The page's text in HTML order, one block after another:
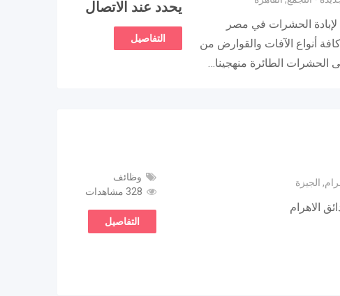
لإبادة الحشرات في مصر
أنواع الآفات والقوارض من
الحشرات الطائرة منهجينا…
يحدد عند الاتصال
التفاصيل
الجيزة
الاهرام
وظائف
328 مشاهدات
التفاصيل